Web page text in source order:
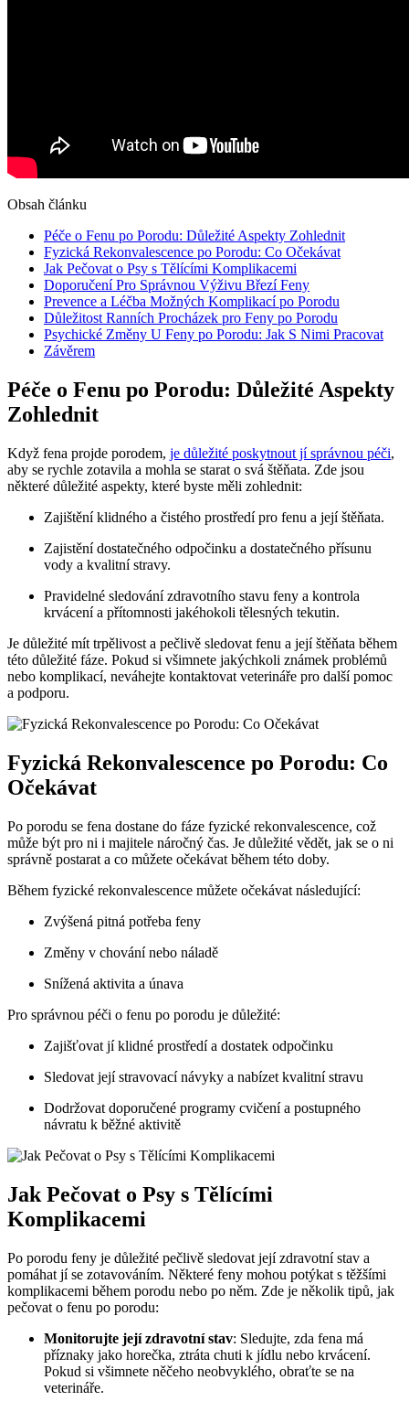
Obsah článku
Péče o Fenu po ‍Porodu:‍ Důležité Aspekty⁢ Zohlednit
Fyzická Rekonvalescence ⁣po⁢ Porodu: Co Očekávat
Jak Pečovat o Psy s Tělícími Komplikacemi
Doporučení Pro Správnou Výživu Březí Feny
Prevence ‌a Léčba Možných⁢ Komplikací⁢ po Porodu
Důležitost ​Ranních⁢ Procházek pro Feny po Porodu
Psychické ⁤Změny U ‌Feny po Porodu:⁣ Jak S Nimi ⁣Pracovat
Závěrem
Péče o Fenu po ‍Porodu:‍ Důležité Aspekty⁢
Zohlednit
Když ⁣fena projde porodem, je důležité poskytnout jí správnou péči,
⁤aby se rychle zotavila a mohla se ⁣starat o svá štěňata. Zde jsou
některé důležité aspekty, které byste měli zohlednit:
Zajištění klidného⁢ a ⁣čistého prostředí pro fenu a její štěňata.
Zajistění ⁣dostatečného‌ odpočinku a dostatečného přísunu
vody​ a kvalitní stravy.
Pravidelné ⁣sledování ⁤zdravotního stavu feny a ‌kontrola​
krvácení a přítomnosti ⁢jakéhokoli tělesných tekutin.
Je důležité mít trpělivost a pečlivě sledovat⁢ fenu a její štěňata během
této důležité fáze. Pokud si⁣ všimnete jakýchkoli známek⁢ problémů
nebo komplikací, neváhejte kontaktovat ⁤veterináře pro⁢ další pomoc
a podporu.
Fyzická Rekonvalescence ⁣po⁢ Porodu: Co
Očekávat
Po porodu se fena dostane ⁢do fáze ‌fyzické rekonvalescence, což
může ​být pro ni i majitele ⁣náročný čas.‍ Je ‍důležité vědět, jak se o ni
správně ​postarat a‌ co ⁣můžete očekávat během této doby.
Během⁣ fyzické rekonvalescence ​můžete očekávat ‌následující:
Zvýšená pitná potřeba ⁣feny
Změny v chování nebo náladě
Snížená aktivita a ⁤únava
Pro správnou péči o⁣ fenu po porodu je ⁢důležité:
Zajišťovat jí klidné prostředí​ a ‍dostatek odpočinku
Sledovat její stravovací návyky a nabízet⁣ kvalitní stravu
Dodržovat doporučené programy cvičení a postupného
návratu k ‍běžné aktivitě
Jak Pečovat o Psy s Tělícími
Komplikacemi
Po ​porodu feny je důležité pečlivě sledovat její zdravotní‌ stav a
‌pomáhat​ jí se zotavováním. Některé‍ feny mohou potýkat s těžšími
komplikacemi během porodu nebo po něm.‍ Zde je několik tipů, jak
pečovat o fenu ‍po porodu:
Monitorujte její zdravotní stav:‌ Sledujte, zda fena má
příznaky jako ⁤horečka,⁢ ztráta chuti ​k jídlu nebo⁤ krvácení.
Pokud si všimnete ⁢něčeho neobvyklého, obraťte se‌ na
veterináře.